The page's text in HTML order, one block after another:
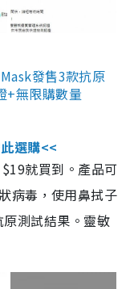
發售3款抗原
+無限購數量
選購<<
就買到。產品可
病毒，使用鼻拭子
測試結果。靈敏